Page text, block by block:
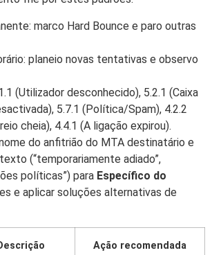
marco Hard Bounce e paro outras
planeio novas tentativas e observo
(Utilizador desconhecido), 5.2.1 (Caixa
5.7.1 (Política/Spam), 4.2.2
cheia), 4.4.1 (A ligação expirou).
do anfitrião do MTA destinatário e
(“temporariamente adiado”,
políticas”) para Específico do
e aplicar soluções alternativas de
Ação recomendada